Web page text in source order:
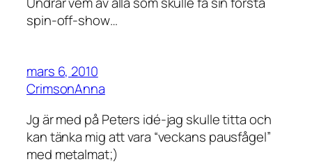
spin-off-show…
mars 6, 2010
CrimsonAnna
Jg är med på Peters idé-jag skulle titta och
kan tänka mig att vara “veckans pausfågel”
med metalmat;)